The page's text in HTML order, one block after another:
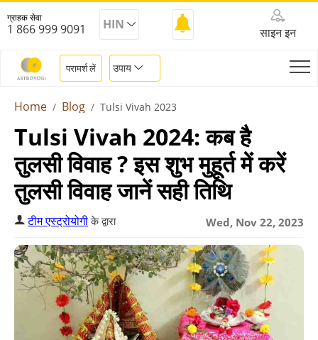
ग्राहक सेवा
1 866 999 9091 HIN
साइन इन
परामर्श लें उपाय
Home Blog Tulsi Vivah 2023
Tulsi Vivah 2024: कब है
तुलसी विवाह ? इस शुभ मुहूर्त में करें
तुलसी विवाह जानें सही तिथि
Wed, Nov 22, 2023
टीम एस्ट्रोयोगीके द्वारा